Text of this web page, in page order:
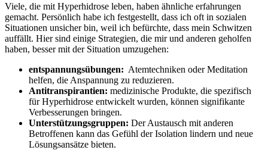
Viele, die mit⁤ Hyperhidrose ‍leben, haben ähnliche erfahrungen‌
gemacht. Persönlich habe ich festgestellt,‌ dass ich oft in sozialen
Situationen ‌unsicher bin, weil ich befürchte, dass mein Schwitzen
auffällt. ⁢Hier sind einige Strategien, die mir und anderen geholfen
haben, besser mit der Situation umzugehen:
entspannungsübungen: ⁢ Atemtechniken oder Meditation
helfen, die Anspannung zu ⁤reduzieren.
Antitranspirantien: medizinische Produkte, die spezifisch
für Hyperhidrose ‌entwickelt wurden, können signifikante
Verbesserungen bringen.
Unterstützungsgruppen: Der Austausch mit anderen
Betroffenen kann das Gefühl der Isolation lindern und neue
Lösungsansätze bieten.